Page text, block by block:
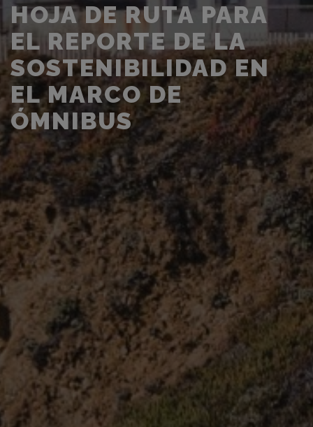
HOJA DE RUTA PARA
EL REPORTE DE LA
SOSTENIBILIDAD EN
EL MARCO DE
ÓMNIBUS